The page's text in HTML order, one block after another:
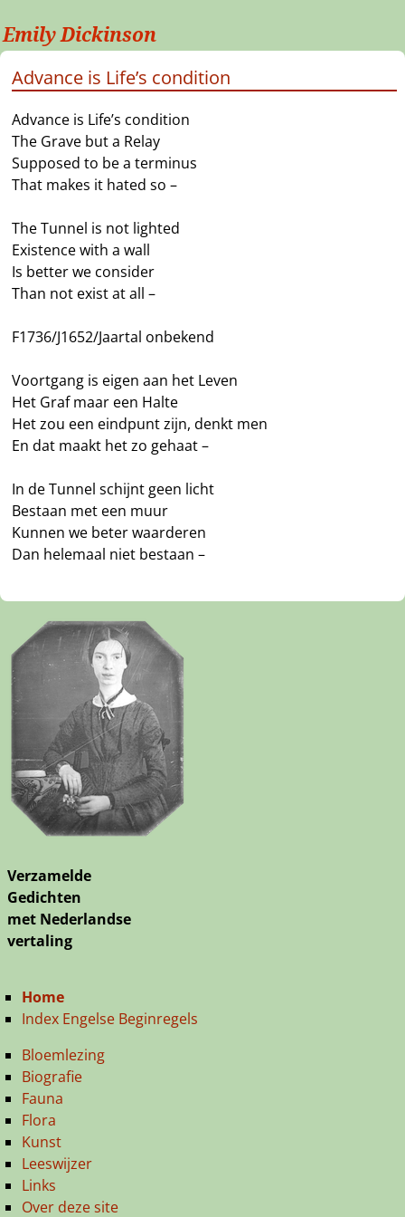
Emily Dickinson
Advance is Life’s condition
Advance is Life’s condition
The Grave but a Relay
Supposed to be a terminus
That makes it hated so –
The Tunnel is not lighted
Existence with a wall
Is better we consider
Than not exist at all –
F1736/J1652/Jaartal onbekend
Voortgang is eigen aan het Leven
Het Graf maar een Halte
Het zou een eindpunt zijn, denkt men
En dat maakt het zo gehaat –
In de Tunnel schijnt geen licht
Bestaan met een muur
Kunnen we beter waarderen
Dan helemaal niet bestaan –
Verzamelde
Gedichten
met Nederlandse
vertaling
Home
Index Engelse Beginregels
Bloemlezing
Biografie
Fauna
Flora
Kunst
Leeswijzer
Links
Over deze site